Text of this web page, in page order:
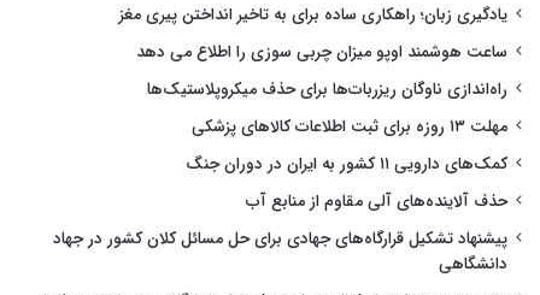
یادگیری زبان؛ راهکاری ساده برای به تاخیر انداختن پیری مغز
ساعت هوشمند اوپو میزان چربی سوزی را اطلاع می دهد
راه‌اندازی ناوگان ریزربات‌ها برای حذف میکروپلاستیک‌ها
مهلت ۱۳ روزه برای ثبت اطلاعات کالاهای پزشکی
کمک‌های دارویی ۱۱ کشور به ایران در دوران جنگ
حذف آلاینده‌های آلی مقاوم از منابع آب
پیشنهاد تشکیل قرارگاه‌های جهادی برای حل مسائل کلان کشور در جهاد
دانشگاهی